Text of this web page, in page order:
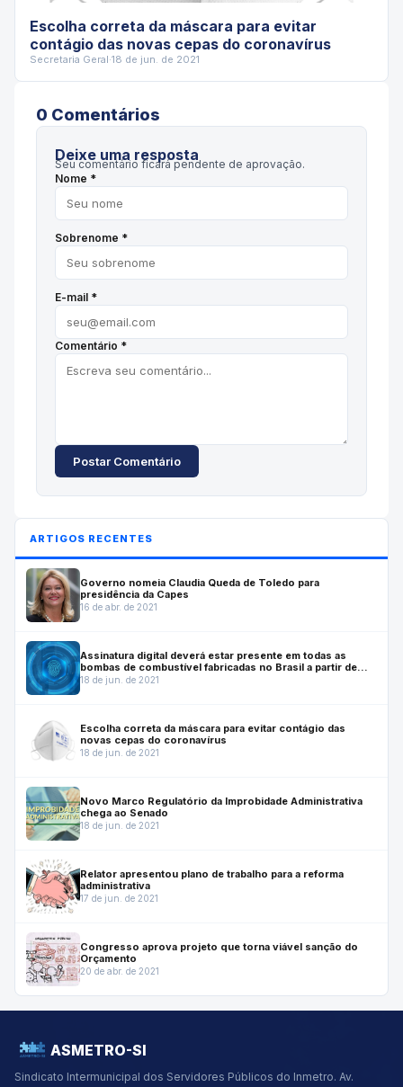
Escolha correta da máscara para evitar
contágio das novas cepas do coronavírus
Secretaria Geral·18 de jun. de 2021
0 Comentários
Deixe uma resposta
Seu comentário ficará pendente de aprovação.
Nome *
Sobrenome *
E-mail *
Comentário *
Postar Comentário
ARTIGOS RECENTES
Governo nomeia Claudia Queda de Toledo para
presidência da Capes
16 de abr. de 2021
Assinatura digital deverá estar presente em todas as
bombas de combustível fabricadas no Brasil a partir de
julho de 2022
18 de jun. de 2021
Escolha correta da máscara para evitar contágio das
novas cepas do coronavírus
18 de jun. de 2021
Novo Marco Regulatório da Improbidade Administrativa
chega ao Senado
18 de jun. de 2021
Relator apresentou plano de trabalho para a reforma
administrativa
17 de jun. de 2021
Congresso aprova projeto que torna viável sanção do
Orçamento
20 de abr. de 2021
ASMETRO-SI
Sindicato Intermunicipal dos Servidores Públicos do Inmetro. Av.